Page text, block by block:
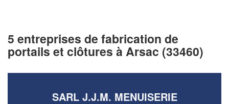
5 entreprises de fabrication de
portails et clôtures à Arsac (33460)
SARL J.J.M. MENUISERIE